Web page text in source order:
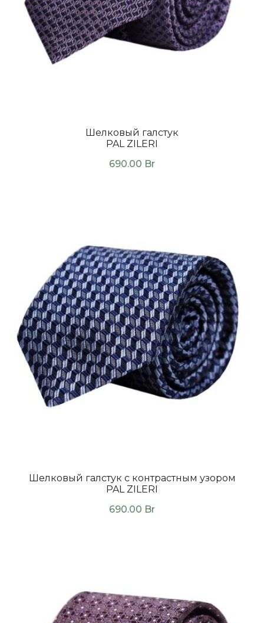
Шелковый галстук
PAL ZILERI
690.00 Br
Шелковый галстук с контрастным узором
PAL ZILERI
690.00 Br